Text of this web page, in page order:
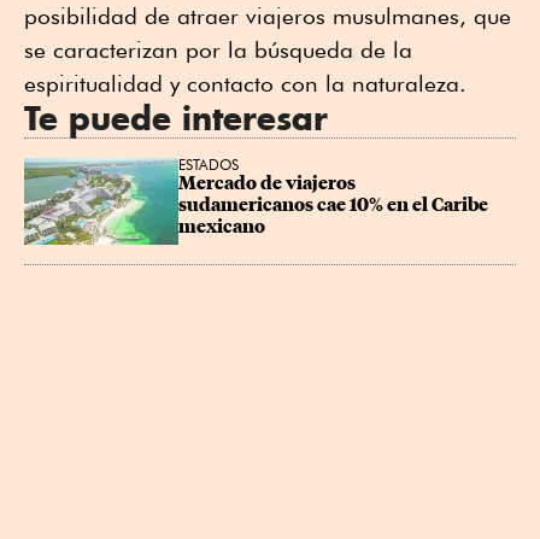
posibilidad de atraer viajeros musulmanes, que
se caracterizan por la búsqueda de la
espiritualidad y contacto con la naturaleza.
Te puede interesar
ESTADOS
Mercado de viajeros
sudamericanos cae 10% en el Caribe
mexicano